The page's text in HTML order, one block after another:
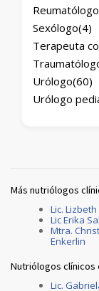
Sexólogo(4)
Terapeuta
Urólogo(60)
Urólogo
Más nutriólogos
Lic.
Lic Erika
Mtra.
Enkerlin
Nutriólogos clínicos
Lic.